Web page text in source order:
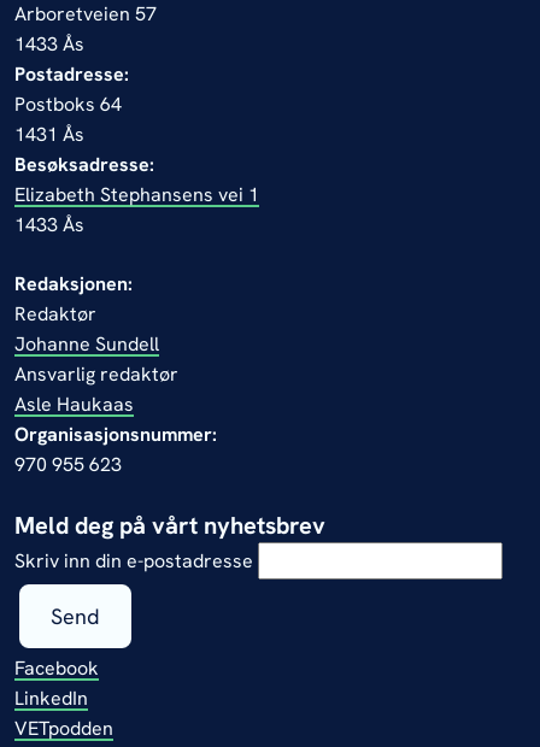
Arboretveien 57
1433 Ås
Postadresse:
Postboks 64
1431 Ås
Besøksadresse:
Elizabeth Stephansens vei 1
1433 Ås
Redaksjonen:
Redaktør
Johanne Sundell
Ansvarlig redaktør
Asle Haukaas
Organisasjonsnummer:
970 955 623
Meld deg på vårt nyhetsbrev
Skriv inn din e-postadresse
Send
Facebook
LinkedIn
VETpodden